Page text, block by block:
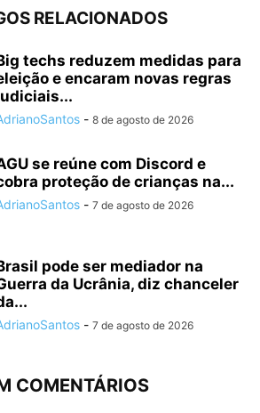
RELACIONADOS
techs reduzem medidas para
e encaram novas regras
- 8 de agosto de 2026
se reúne com Discord e
proteção de crianças na...
- 7 de agosto de 2026
pode ser mediador na
da Ucrânia, diz chanceler
- 7 de agosto de 2026
COMENTÁRIOS